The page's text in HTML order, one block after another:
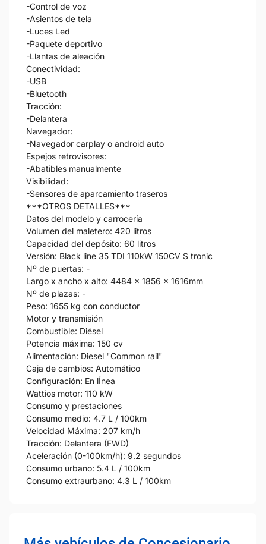
-Control de voz
-Asientos de tela
-Luces Led
-Paquete deportivo
-Llantas de aleación
Conectividad:
-USB
-Bluetooth
Tracción:
-Delantera
Navegador:
-Navegador carplay o android auto
Espejos retrovisores:
-Abatibles manualmente
Visibilidad:
-Sensores de aparcamiento traseros
***OTROS DETALLES***
Datos del modelo y carrocería
Volumen del maletero: 420 litros
Capacidad del depósito: 60 litros
Versión: Black line 35 TDI 110kW 150CV S tronic
Nº de puertas: -
Largo x ancho x alto: 4484 x 1856 x 1616mm
Nº de plazas: -
Peso: 1655 kg con conductor
Motor y transmisión
Combustible: Diésel
Potencia máxima: 150 cv
Alimentación: Diesel "Common rail"
Caja de cambios: Automático
Configuración: En lÍnea
Wattios motor: 110 kW
Consumo y prestaciones
Consumo medio: 4.7 L / 100km
Velocidad Máxima: 207 km/h
Tracción: Delantera (FWD)
Aceleración (0-100km/h): 9.2 segundos
Consumo urbano: 5.4 L / 100km
Consumo extraurbano: 4.3 L / 100km